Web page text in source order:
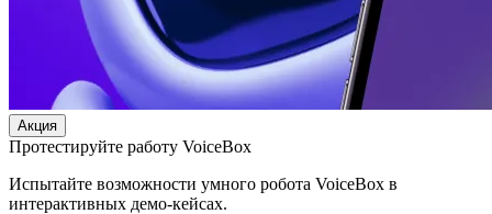
Акция
Протестируйте работу VoiceBox
Испытайте возможности умного робота VoiceBox в
интерактивных демо-кейсах.